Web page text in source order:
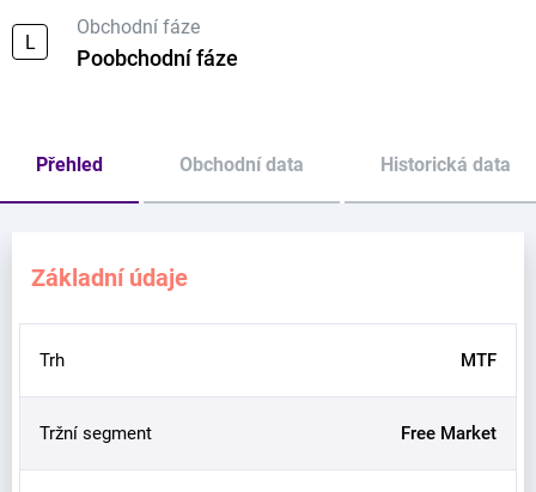
L
Obchodní fáze
Poobchodní fáze
Přehled Obchodní data Historická data
Základní údaje
Trh MTF
Tržní segment Free Market